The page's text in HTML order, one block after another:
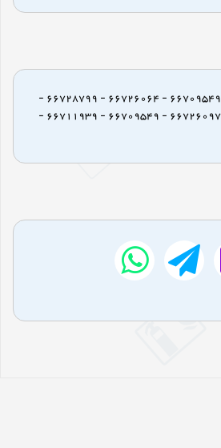
66725822 - 66709549 - 66726064 - 66728799 -
66721207 - 66726097 - 66709549 - 66711939 -